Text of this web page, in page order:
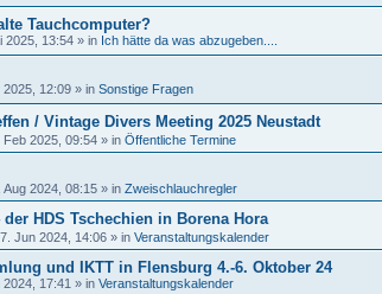
Tauchcomputer?
2025, 13:54 » in Ich hätte da was abzugeben....
2025, 12:09 » in Sonstige Fragen
/ Vintage Divers Meeting 2025 Neustadt
Feb 2025, 09:54 » in Öffentliche Termine
Aug 2024, 08:15 » in Zweischlauchregler
der HDS Tschechien in Borena Hora
Jun 2024, 14:06 » in Veranstaltungskalender
und IKTT in Flensburg 4.-6. Oktober 24
17:41 » in Veranstaltungskalender